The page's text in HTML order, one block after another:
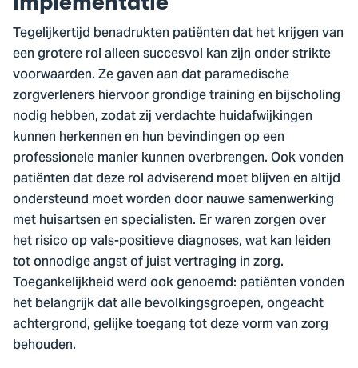
Tegelijkertijd benadrukten patiënten dat het krijgen van
een grotere rol alleen succesvol kan zijn onder strikte
voorwaarden. Ze gaven aan dat paramedische
zorgverleners hiervoor grondige training en bijscholing
nodig hebben, zodat zij verdachte huidafwijkingen
kunnen herkennen en hun bevindingen op een
professionele manier kunnen overbrengen. Ook vonden
patiënten dat deze rol adviserend moet blijven en altijd
ondersteund moet worden door nauwe samenwerking
met huisartsen en specialisten. Er waren zorgen over
het risico op vals-positieve diagnoses, wat kan leiden
tot onnodige angst of juist vertraging in zorg.
Toegankelijkheid werd ook genoemd: patiënten vonden
het belangrijk dat alle bevolkingsgroepen, ongeacht
achtergrond, gelijke toegang tot deze vorm van zorg
behouden.